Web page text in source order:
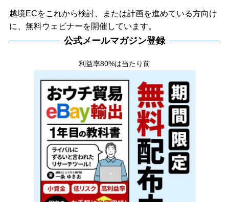
越境ECをこれから検討、または計画を進めている方向け
に、無料ウェビナーを開催しています。
公式メールマガジン登録
利益率80%は当たり前